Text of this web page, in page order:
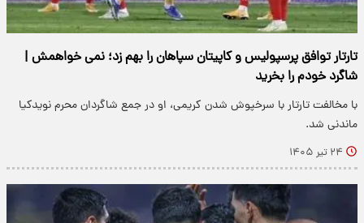
تارتار توافق پرسپولیس و کاپیتان سپاهان را بهم زد؛ نمی خواهمش |
شاگرد خودم را بخرید
با مخالفت تارتار با سرخپوش شدن کریمی، او در جمع شاگردان محرم نویدکیا
ماندنی شد.
۲۴ تیر ۱۴۰۵